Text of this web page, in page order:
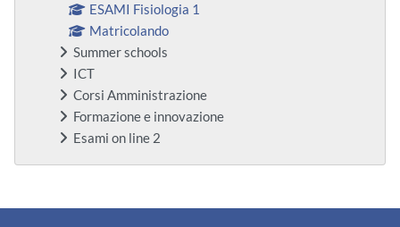
ESAMI Fisiologia 1
Matricolando
Summer schools
ICT
Corsi Amministrazione
Formazione e innovazione
Esami on line 2
Supplementary blocks